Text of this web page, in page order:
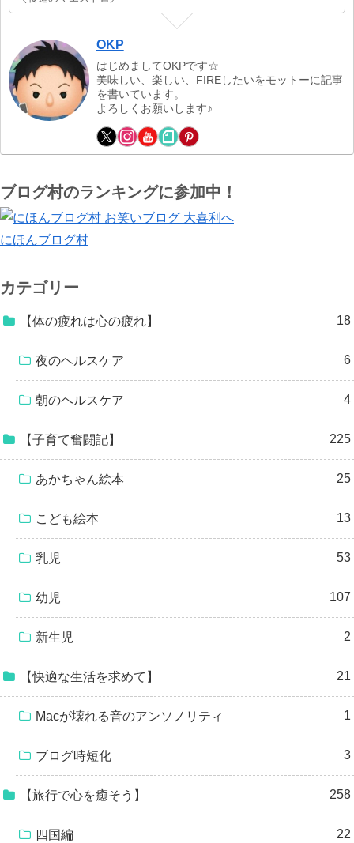
OKP
はじめましてOKPです☆
美味しい、楽しい、FIREしたいをモットーに記事
を書いています。
よろしくお願いします♪
ブログ村のランキングに参加中！
にほんブログ村
カテゴリー
【体の疲れは心の疲れ】 18
夜のヘルスケア 6
朝のヘルスケア 4
【子育て奮闘記】 225
あかちゃん絵本 25
こども絵本 13
乳児 53
幼児 107
新生児 2
【快適な生活を求めて】 21
Macが壊れる音のアンソノリティ 1
ブログ時短化 3
【旅行で心を癒そう】 258
四国編 22